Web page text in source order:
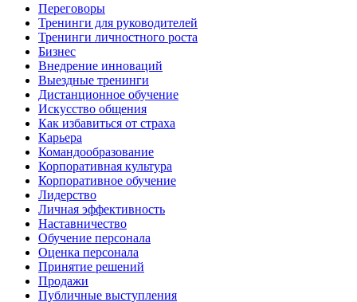
Переговоры
Тренинги для руководителей
Тренинги личностного роста
Бизнес
Внедрение инноваций
Выездные тренинги
Дистанционное обучение
Искусство общения
Как избавиться от страха
Карьера
Командообразование
Корпоративная культура
Корпоративное обучение
Лидерство
Личная эффективность
Наставничество
Обучение персонала
Оценка персонала
Принятие решений
Продажи
Публичные выступления